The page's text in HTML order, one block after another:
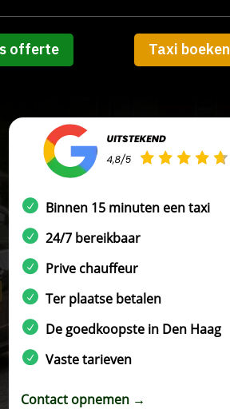
offerte Taxi boeken
Binnen 15 minuten een taxi
24/7 bereikbaar
Prive chauffeur
Ter plaatse betalen
De goedkoopste in Den Haag
Vaste tarieven
Contact opnemen →